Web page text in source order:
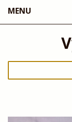
MENU